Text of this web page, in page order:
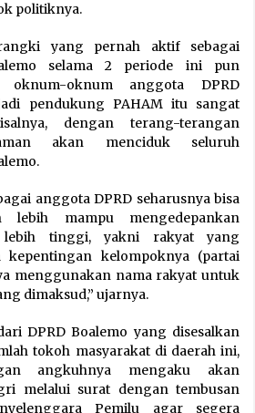
politiknya.
yang pernah aktif sebagai
selama 2 periode ini pun
oknum-oknum anggota DPRD
pendukung PAHAM itu sangat
dengan terang-terangan
akan menciduk seluruh
anggota DPRD seharusnya bisa
mampu mengedepankan
lebih tinggi, yakni rakyat yang
kepentingan kelompoknya (partai
menggunakan nama rakyat untuk
dimaksud,” ujarnya.
DPRD Boalemo yang disesalkan
tokoh masyarakat di daerah ini,
angkuhnya mengaku akan
melalui surat dengan tembusan
Pemilu agar segera